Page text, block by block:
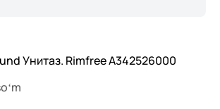
Унитаз. Rimfree A342526000